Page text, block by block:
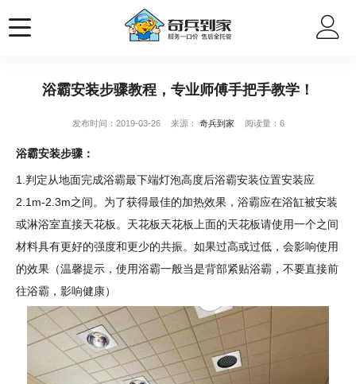
浴霸安装步骤教程，专业师傅手把手教学！
发布时间：2019-03-26 来源： 奇兵到家 阅读量：6
浴霸安装步骤：
1.判定从地面完成浴霸最下端灯泡高度后浴霸安装位置安装应
2.1m-2.3m之间。为了获得最佳的加热效果，浴霸应在浴缸被安装
或淋浴室直接天花板。天花板天花板上面的天花板请使用一个之间
材料具有更好的强度和更少的共振。如果过高或过低，会影响使用
的效果（温馨提示，使用浴霸一般当是背部紧贴浴霸，不要直接前
往浴霸，影响健康）